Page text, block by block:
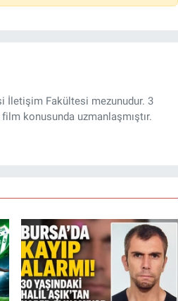
İletişim Fakültesi mezunudur. 3
konusunda uzmanlaşmıştır.